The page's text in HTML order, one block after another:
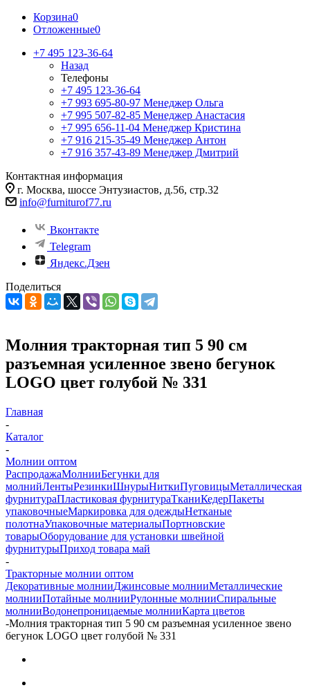
Корзина0
Отложенные0
+7 495 123-36-64
Назад
Телефоны
+7 495 123-36-64
+7 993 695-80-97 Менеджер Ольга
+7 995 507-82-85 Менеджер Анастасия
+7 995 656-11-04 Менеджер Кристина
+7 916 215-35-49 Менеджер Антон
+7 916 357-43-89 Менеджер Дмитрий
Контактная информация
г. Москва, шоссе Энтузиастов, д.56, стр.32
info@furniturof77.ru
Вконтакте
Telegram
Яндекс.Дзен
Поделиться
Молния тракторная тип 5 90 см
разъемная усиленное звено бегунок
LOGO цвет голубой № 331
Главная
-
Каталог
-
Молнии оптом
РаспродажаМолнииБегунки для
молнийЛентыРезинкиШнурыНиткиПуговицыМеталлическая
фурнитураПластиковая фурнитураТканиКедерПакеты
упаковочныеМаркировка для одеждыНетканые
полотнаУпаковочные материалыПортновские
товарыОборудование для установки швейной
фурнитурыПриход товара май
-
Тракторные молнии оптом
Декоративные молнииДжинсовые молнииМеталлические
молнииПотайные молнииРулонные молнииСпиральные
молнииВодонепроницаемые молнииКарта цветов
-Молния тракторная тип 5 90 см разъемная усиленное звено
бегунок LOGO цвет голубой № 331